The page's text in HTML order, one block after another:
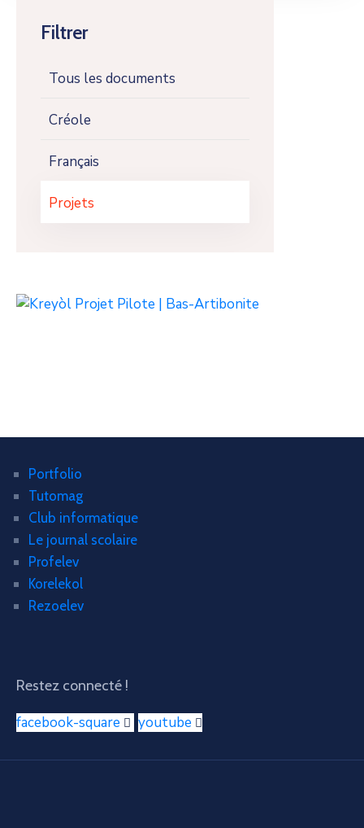
Filtrer
Tous les documents
Créole
Français
Projets
Portfolio
Tutomag
Club informatique
Le journal scolaire
Profelev
Korelekol
Rezoelev
Restez connecté !
facebook-square youtube